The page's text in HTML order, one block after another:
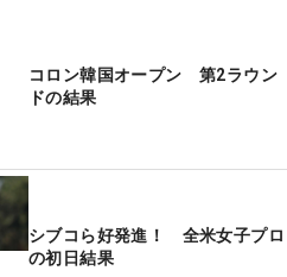
コロン韓国オープン 第2ラウン
ドの結果
シブコら好発進！ 全米女子プロ
の初日結果